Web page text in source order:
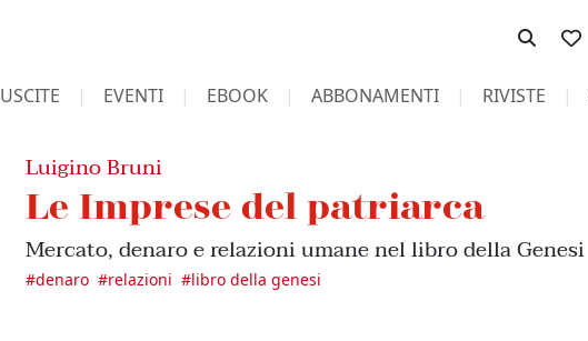
USCITE EVENTI EBOOK ABBONAMENTI RIVISTE
Luigino Bruni
Le Imprese del patriarca
Mercato, denaro e relazioni umane nel libro della Genesi
#denaro #relazioni #libro della genesi